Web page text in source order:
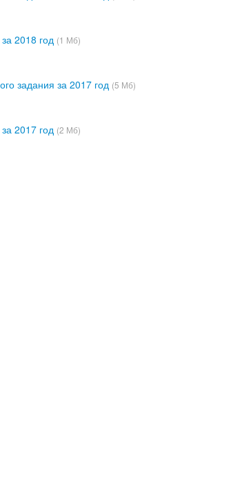
2018 год (1 Мб)
задания за 2017 год (5 Мб)
2017 год (2 Мб)